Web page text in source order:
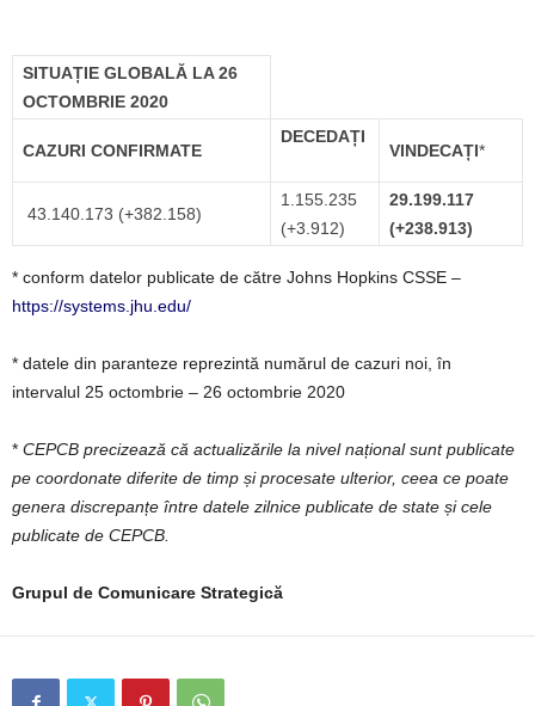
SITUAȚIE GLOBALĂ LA 26
OCTOMBRIE 2020
CAZURI CONFIRMATE
DECEDAȚI
VINDECAȚI*
43.140.173 (+382.158)
1.155.235
(+3.912)
29.199.117
(+238.913)
* conform datelor publicate de către Johns Hopkins CSSE –
https://systems.jhu.edu/
* datele din paranteze reprezintă numărul de cazuri noi, în
intervalul 25 octombrie – 26 octombrie 2020
* CEPCB precizează că actualizările la nivel național sunt publicate
pe coordonate diferite de timp și procesate ulterior, ceea ce poate
genera discrepanțe între datele zilnice publicate de state și cele
publicate de CEPCB.
Grupul de Comunicare Strategică